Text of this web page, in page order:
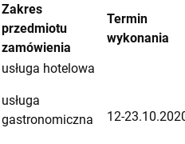
Zakres
przedmiotu
zamówienia
Termin
wykonania
usługa hotelowa
usługa
gastronomiczna
12-